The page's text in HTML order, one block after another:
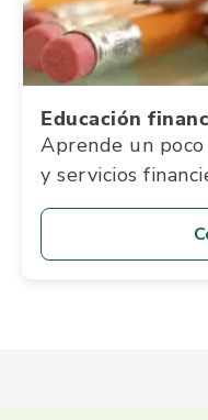
Educación
Aprende un
y servicios